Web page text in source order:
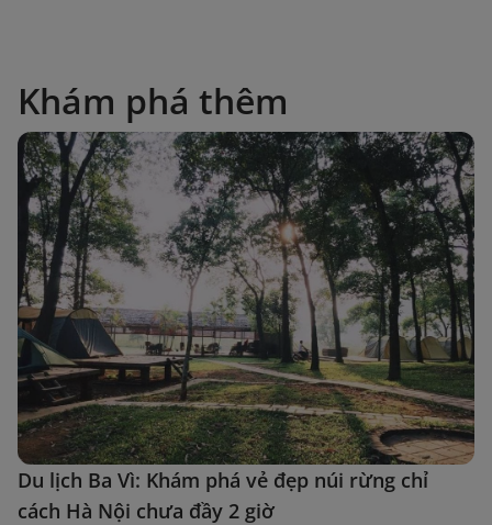
Khám phá thêm
Du lịch Ba Vì: Khám phá vẻ đẹp núi rừng chỉ
cách Hà Nội chưa đầy 2 giờ